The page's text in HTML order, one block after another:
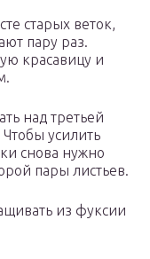
старых веток,
пару раз.
красавицу и
над третьей
усилить
снова нужно
пары листьев.
из фуксии